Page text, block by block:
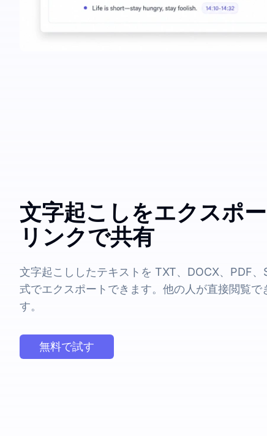
文字起こしをエクスポ
リンクで共有
文字起こししたテキストを TXT、DOCX、PDF
式でエクスポートできます。他の人が直接閲覧で
す。
無料で試す